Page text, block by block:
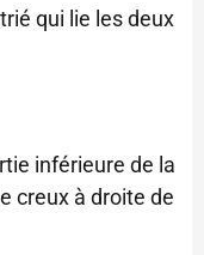
qui lie les deux
inférieure de la
creux à droite de